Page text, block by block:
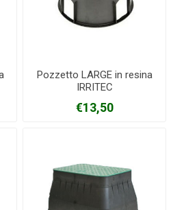
Pozzetto LARGE in resina
IRRITEC
€13,50